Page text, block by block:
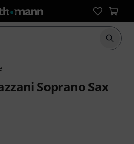
Börja
Soprano Sax
från 2 kundbetyg